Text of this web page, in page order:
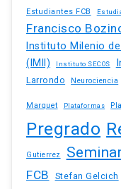
Estudiantes FCB
Francisco
Instituto Milenio
(IMII)
Instituto SECOS
Larrondo
Neurociencia
Marquet Plataformas
Pregrado
Gutierrez
FCB
Stefan Gelcich